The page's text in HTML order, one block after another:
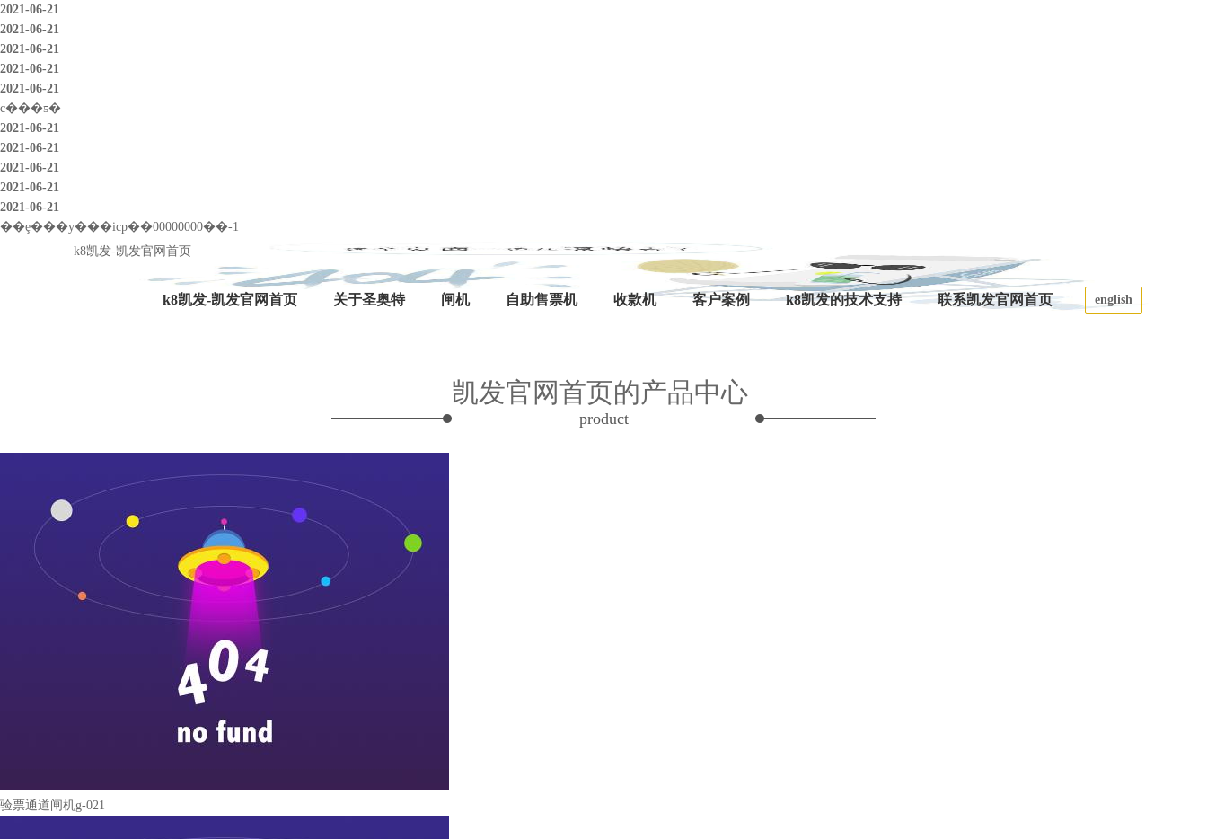
2021-06-21
2021-06-21
2021-06-21
2021-06-21
2021-06-21
с���ƽ�
2021-06-21
2021-06-21
2021-06-21
2021-06-21
2021-06-21
��ȩ���у���icp��00000000��-1
k8凯发-凯发官网首页
k8凯发-凯发官网首页 关于圣奥特 闸机 自助售票机 收款机 客户案例 k8凯发的技术支持 联系凯发官网首页 english
凯发官网首页的产品中心
product
验票通道闸机g-021